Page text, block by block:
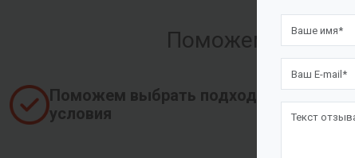
Поможем
Поможем выбрать подходящие
условия